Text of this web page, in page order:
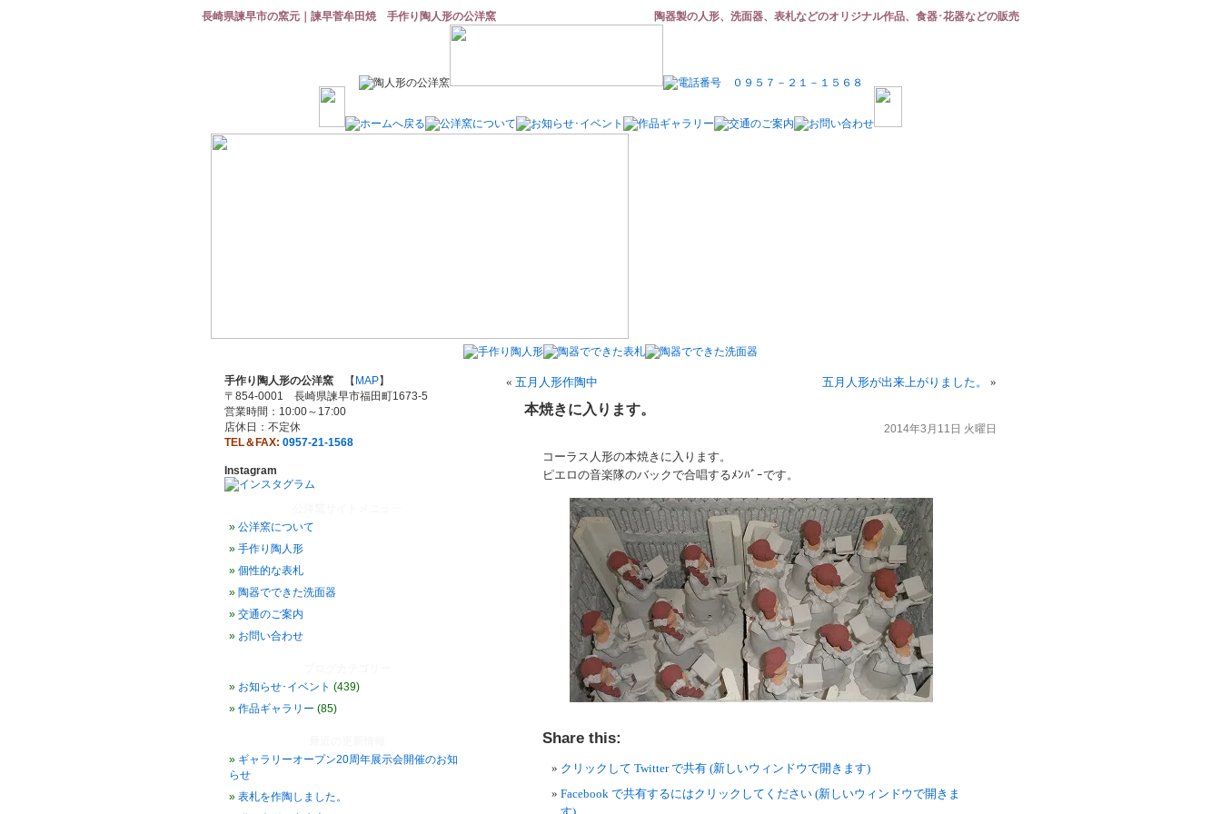
長崎県諫早市の窯元｜諫早菅牟田焼 手作り陶人形の公洋窯 陶器製の人形、洗面器、表札などのオリジナル作品、食器･花器などの販売
手作り陶人形の公洋窯 【 MAP】
〒854-0001 長崎県諫早市福田町1673-5
営業時間：10:00～17:00
店休日：不定休
TEL＆FAX: 0957-21-1568
Instagram
公洋窯について
手作り陶人形
個性的な表札
陶器でできた洗面器
交通のご案内
お問い合わせ
お知らせ･イベント (439)
作品ギャラリー (85)
ギャラリーオープン20周年展示会開催のお知
らせ
表札を作陶しました。
« 五月人形作陶中 五月人形が出来上がりました。 »
本焼きに入ります。
2014年3月11日 火曜日
コーラス人形の本焼きに入ります。
ピエロの音楽隊のバックで合唱するﾒﾝﾊﾞｰです。
Share this:
クリックして Twitter で共有 (新しいウィンドウで開きます)
Facebook で共有するにはクリックしてください (新しいウィンドウで開きま